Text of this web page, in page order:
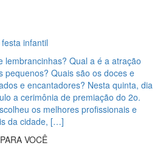
infantil
lembrancinhas? Qual a é a atração
pequenos? Quais são os doces e
e encantadores? Nesta quinta, dia
a cerimônia de premiação do 2o.
os melhores profissionais e
da cidade, […]
VOCÊ